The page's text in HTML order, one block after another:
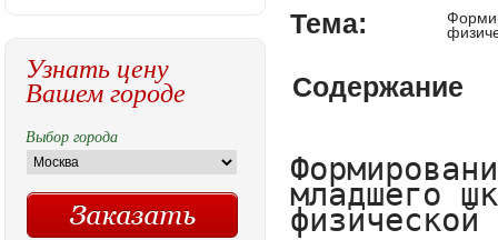
Тема:
Содержание
младшего
физической
Узнать цену
Вашем городе
Выбор города